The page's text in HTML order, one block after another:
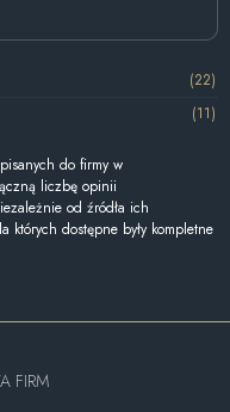
(22)
(11)
do firmy w
liczbę opinii
od źródła ich
dostępne były kompletne
FIRM